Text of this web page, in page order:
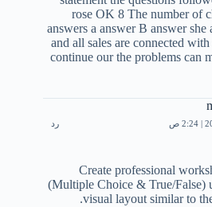
rose OK 8 The number of
answers a answer B answer
and all sales are connected
continue our the problems can
رد
Create professional
(Multiple Choice & True/False)
visual layout similar to